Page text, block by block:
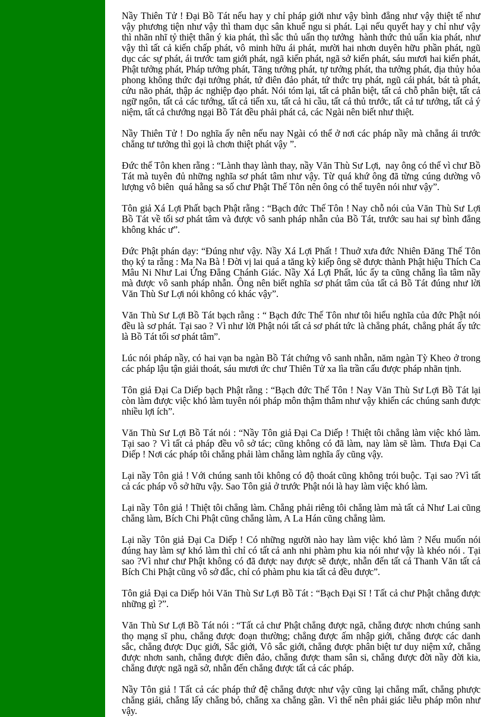
Nầy Thiên Tử ! Ðại Bồ Tát nếu hay y chỉ pháp giới như vậy bình đẳng như vậy thiệt tế như
vậy phương tiện như vậy thì tham dục sân khuể ngu si phát. Lại nếu quyết hay y chỉ như vậy
thì nhãn nhĩ tỷ thiệt thân ý kia phát, thì sắc thủ uẩn thọ tưởng hành thức thủ uẩn kia phát, như
vậy thì tất cả kiến chấp phát, vô minh hữu ái phát, mười hai nhơn duyên hữu phần phát, ngũ
dục các sự phát, ái trước tam giới phát, ngã kiến phát, ngã sở kiến phát, sáu mươi hai kiến phát,
Phật tưởng phát, Pháp tưởng phát, Tăng tưởng phát, tự tưởng phát, tha tưởng phát, địa thủy hỏa
phong không thức đại tưởng phát, tứ điên đảo phát, tứ thức trụ phát, ngũ cái phát, bát tà phát,
cửu não phát, thập ác nghiệp đạo phát. Nói tóm lại, tất cả phân biệt, tất cả chỗ phân biệt, tất cả
ngữ ngôn, tất cả các tướng, tất cả tiến xu, tất cả hi cầu, tất cả thủ trước, tất cả tư tưởng, tất cả ý
niệm, tất cả chướng ngại Bồ Tát đều phải phát cả, các Ngài nên biết như thiệt.
Nầy Thiên Tử ! Do nghĩa ấy nên nếu nay Ngài có thể ở nơi các pháp nầy mà chẳng ái trước
chẳng tư tưởng thì gọi là chơn thiệt phát vậy ”.
Ðức thế Tôn khen rằng : “Lành thay lành thay, nầy Văn Thù Sư Lợi, nay ông có thể vì chư Bồ
Tát mà tuyên đủ những nghĩa sơ phát tâm như vậy. Từ quá khứ ông đã từng cúng dường vô
lượng vô biên quá hằng sa số chư Phật Thế Tôn nên ông có thể tuyên nói như vậy”.
Tôn giả Xá Lợi Phất bạch Phật rằng : “Bạch đức Thế Tôn ! Nay chỗ nói của Văn Thù Sư Lợi
Bồ Tát về tối sơ phát tâm và được vô sanh pháp nhẫn của Bồ Tát, trước sau hai sự bình đẳng
không khác ư”.
Ðức Phật phán dạy: “Ðúng như vậy. Nầy Xá Lợi Phất ! Thuở xưa đức Nhiên Ðăng Thế Tôn
thọ ký ta rằng : Ma Na Bà ! Ðời vị lai quá a tăng kỳ kiếp ông sẽ được thành Phật hiệu Thích Ca
Mâu Ni Như Lai Ứng Ðẳng Chánh Giác. Nầy Xá Lợi Phất, lúc ấy ta cũng chẳng lìa tâm nầy
mà được vô sanh pháp nhẫn. Ông nên biết nghĩa sơ phát tâm của tất cả Bồ Tát đúng như lời
Văn Thù Sư Lợi nói không có khác vậy”.
Văn Thù Sư Lợi Bồ Tát bạch rằng : “ Bạch đức Thế Tôn như tôi hiểu nghĩa của đức Phật nói
đều là sơ phát. Tại sao ? Vì như lời Phật nói tất cả sơ phát tức là chẳng phát, chẳng phát ấy tức
là Bồ Tát tối sơ phát tâm”.
Lúc nói pháp nầy, có hai vạn ba ngàn Bồ Tát chứng vô sanh nhẫn, năm ngàn Tỳ Kheo ở trong
các pháp lậu tận giải thoát, sáu mươi ức chư Thiên Tử xa lìa trần cấu được pháp nhãn tịnh.
Tôn giả Ðại Ca Diếp bạch Phật rằng : “Bạch đức Thế Tôn ! Nay Văn Thù Sư Lợi Bồ Tát lại
còn làm được việc khó làm tuyên nói pháp môn thậm thâm như vậy khiến các chúng sanh được
nhiều lợi ích”.
Văn Thù Sư Lợi Bồ Tát nói : “Nầy Tôn giả Ðại Ca Diếp ! Thiệt tôi chẳng làm việc khó làm.
Tại sao ? Vì tất cả pháp đều vô sở tác; cũng không có đã làm, nay làm sẽ làm. Thưa Ðại Ca
Diếp ! Nơi các pháp tôi chẳng phải làm chẳng làm nghĩa ấy cũng vậy.
Lại nầy Tôn giả ! Với chúng sanh tôi không có độ thoát cũng không trói buộc. Tại sao ?Vì tất
cả các pháp vô sở hữu vậy. Sao Tôn giả ở trước Phật nói là hay làm việc khó làm.
Lại nầy Tôn giả ! Thiệt tôi chẳng làm. Chẳng phải riêng tôi chẳng làm mà tất cả Như Lai cũng
chẳng làm, Bích Chi Phật cũng chẳng làm, A La Hán cũng chẳng làm.
Lại nầy Tôn giả Ðại Ca Diếp ! Có những người nào hay làm việc khó làm ? Nếu muốn nói
đúng hay làm sự khó làm thì chỉ có tất cả anh nhi phàm phu kia nói như vậy là khéo nói . Tại
sao ?Vì như chư Phật không có đã được nay được sẽ được, nhẫn đến tất cả Thanh Văn tất cả
Bích Chi Phật cũng vô sở đắc, chỉ có phàm phu kia tất cả đều được”.
Tôn giả Ðại ca Diếp hỏi Văn Thù Sư Lợi Bồ Tát : “Bạch Ðại Sĩ ! Tất cả chư Phật chẳng được
những gì ?”.
Văn Thù Sư Lợi Bồ Tát nói : “Tất cả chư Phật chẳng được ngã, chẳng được nhơn chúng sanh
thọ mạng sĩ phu, chẳng được đoạn thường; chẳng được ấm nhập giới, chẳng được các danh
sắc, chẳng được Dục giới, Sắc giới, Vô sắc giới, chẳng được phân biệt tư duy niệm xứ, chẳng
được nhơn sanh, chẳng được điên đảo, chẳng được tham sân si, chẳng được đời nầy đời kia,
chẳng được ngã ngã sở, nhẫn đến chẳng được tất cả các pháp.
Nầy Tôn giả ! Tất cả các pháp thứ đệ chẳng được như vậy cũng lại chẳng mất, chẳng phược
chẳng giải, chẳng lấy chẳng bỏ, chẳng xa chẳng gần. Vì thế nên phải giác liễu pháp môn như
vậy.